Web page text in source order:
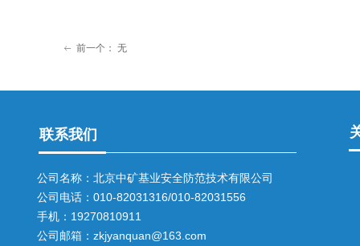
ꂃ 前一个： 无
联系我们
公司名称：北京中矿基业安全防范技术有限公司
公司电话：010-82031316/010-82031556
手机：19270810911
公司邮箱：zkjyanquan@163.com